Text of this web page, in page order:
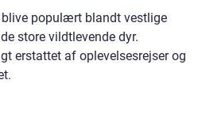
blive populært blandt vestlige
store vildtlevende dyr.
erstattet af oplevelsesrejser og